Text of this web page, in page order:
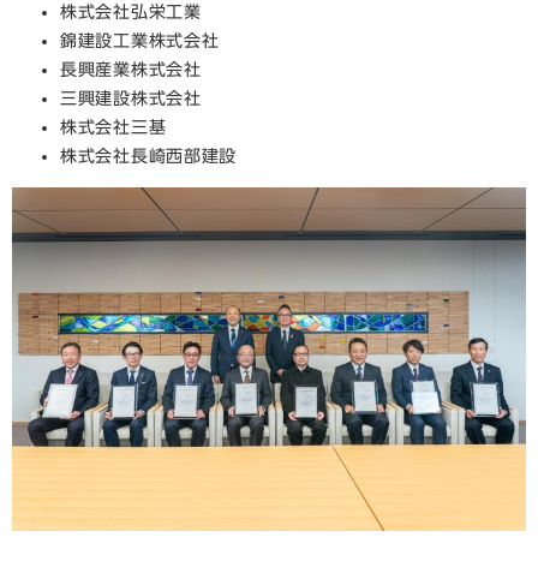
株式会社弘栄工業
錦建設工業株式会社
長興産業株式会社
三興建設株式会社
株式会社三基
株式会社長崎西部建設​